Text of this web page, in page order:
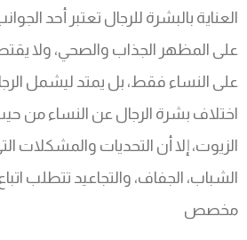
العناية بالبشرة للرجال تعتبر أحد
على المظهر الجذاب والصحي، ولا
على النساء فقط، بل يمتد ليشمل
اختلاف بشرة الرجال عن النساء من
الزيوت، إلا أن التحديات والمشكلات
الشباب، الجفاف، والتجاعيد تتطلب
مخصص